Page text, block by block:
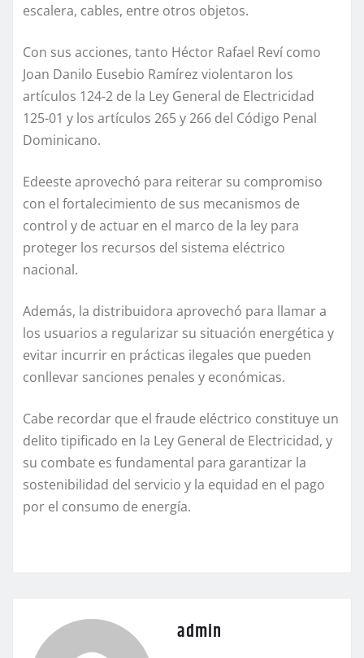
escalera, cables, entre otros objetos.
Con sus acciones, tanto Héctor Rafael Reví como
Joan Danilo Eusebio Ramírez violentaron los
artículos 124-2 de la Ley General de Electricidad
125-01 y los artículos 265 y 266 del Código Penal
Dominicano.
Edeeste aprovechó para reiterar su compromiso
con el fortalecimiento de sus mecanismos de
control y de actuar en el marco de la ley para
proteger los recursos del sistema eléctrico
nacional.
Además, la distribuidora aprovechó para llamar a
los usuarios a regularizar su situación energética y
evitar incurrir en prácticas ilegales que pueden
conllevar sanciones penales y económicas.
Cabe recordar que el fraude eléctrico constituye un
delito tipificado en la Ley General de Electricidad, y
su combate es fundamental para garantizar la
sostenibilidad del servicio y la equidad en el pago
por el consumo de energía.
admin